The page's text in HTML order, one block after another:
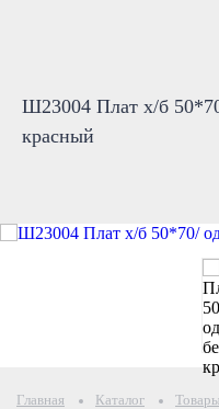
Ш23004 Плат х/б
красный
Главная Каталог